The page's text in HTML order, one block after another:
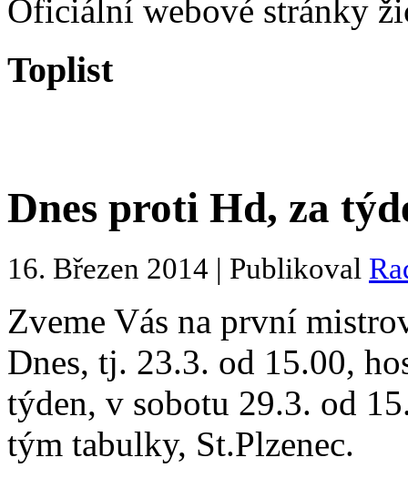
Oficiální webové stránky
Toplist
Dnes proti Hd, za
16. Březen 2014 | Publikoval
Zveme Vás na první
Dnes, tj. 23.3. od 15.00,
týden, v sobotu 29.3. od
tým tabulky, St.Plzenec.